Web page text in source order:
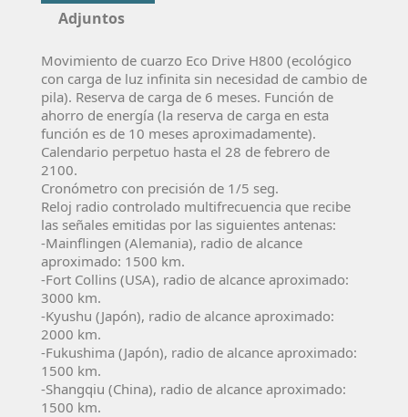
Adjuntos
Movimiento de cuarzo Eco Drive H800 (ecológico
con carga de luz infinita sin necesidad de cambio de
pila). Reserva de carga de 6 meses. Función de
ahorro de energía (la reserva de carga en esta
función es de 10 meses aproximadamente).
Calendario perpetuo hasta el 28 de febrero de
2100.
Cronómetro con precisión de 1/5 seg.
Reloj radio controlado multifrecuencia que recibe
las señales emitidas por las siguientes antenas:
-Mainflingen (Alemania), radio de alcance
aproximado: 1500 km.
-Fort Collins (USA), radio de alcance aproximado:
3000 km.
-Kyushu (Japón), radio de alcance aproximado:
2000 km.
-Fukushima (Japón), radio de alcance aproximado:
1500 km.
-Shangqiu (China), radio de alcance aproximado:
1500 km.